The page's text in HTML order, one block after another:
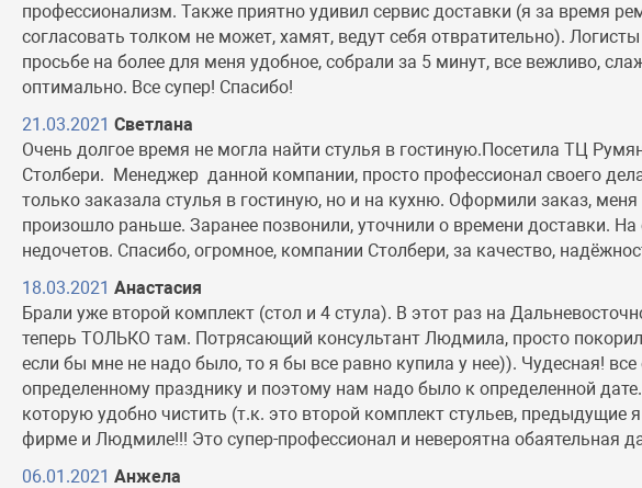
профессионализм. Также приятно удивил сервис доставки (я за время
согласовать толком не может, хамят, ведут себя отвратительно).
просьбе на более для меня удобное, собрали за 5 минут, все вежливо,
оптимально. Все супер! Спасибо!
21.03.2021 Светлана
Очень долгое время не могла найти стулья в гостиную.Посетила ТЦ
Столбери. Менеджер данной компании, просто профессионал своего
только заказала стулья в гостиную, но и на кухню. Оформили заказ,
произошло раньше. Заранее позвонили, уточнили о времени доставки.
недочетов. Спасибо, огромное, компании Столбери, за качество,
18.03.2021 Анастасия
Брали уже второй комплект (стол и 4 стула). В этот раз на
теперь ТОЛЬКО там. Потрясающий консультант Людмила, просто
если бы мне не надо было, то я бы все равно купила у нее)). Чудесная!
определенному празднику и поэтому нам надо было к определенной
которую удобно чистить (т.к. это второй комплект стульев,
фирме и Людмиле!!! Это супер-профессионал и невероятна обаятельная
06.01.2021 Анжела